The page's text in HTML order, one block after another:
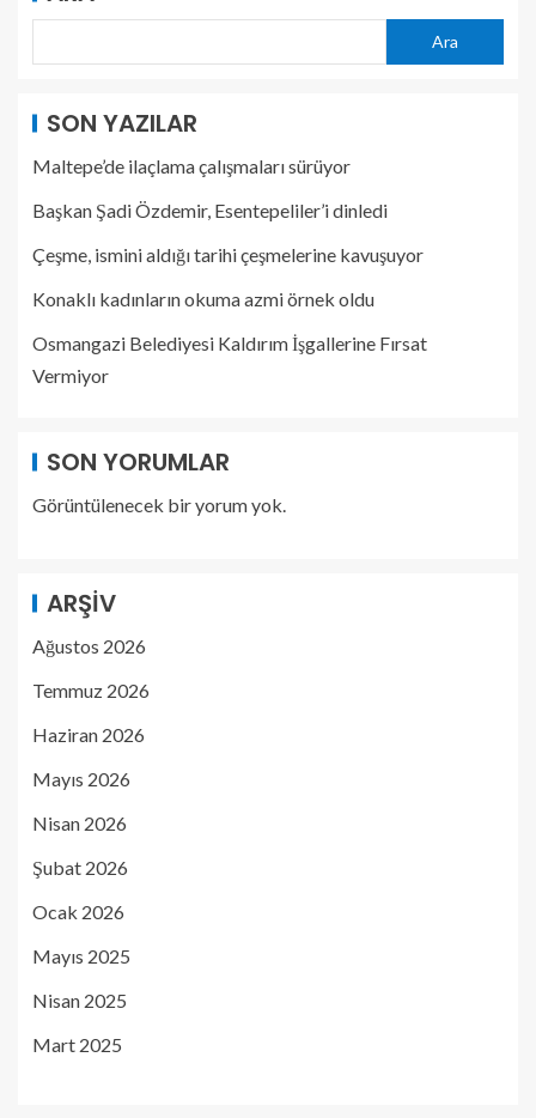
Ara
SON YAZILAR
Maltepe’de ilaçlama çalışmaları sürüyor
Başkan Şadi Özdemir, Esentepeliler’i dinledi
Çeşme, ismini aldığı tarihi çeşmelerine kavuşuyor
Konaklı kadınların okuma azmi örnek oldu
Osmangazi Belediyesi Kaldırım İşgallerine Fırsat
Vermiyor
SON YORUMLAR
Görüntülenecek bir yorum yok.
ARŞIV
Ağustos 2026
Temmuz 2026
Haziran 2026
Mayıs 2026
Nisan 2026
Şubat 2026
Ocak 2026
Mayıs 2025
Nisan 2025
Mart 2025